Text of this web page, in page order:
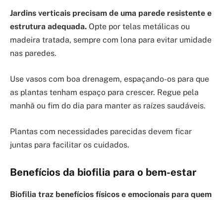
Jardins verticais precisam de uma parede resistente e
estrutura adequada. Opte por telas metálicas ou
madeira tratada, sempre com lona para evitar umidade
nas paredes.
Use vasos com boa drenagem, espaçando-os para que
as plantas tenham espaço para crescer. Regue pela
manhã ou fim do dia para manter as raízes saudáveis.
Plantas com necessidades parecidas devem ficar
juntas para facilitar os cuidados.
Benefícios da biofilia para o bem-estar
Biofilia traz benefícios físicos e emocionais para quem